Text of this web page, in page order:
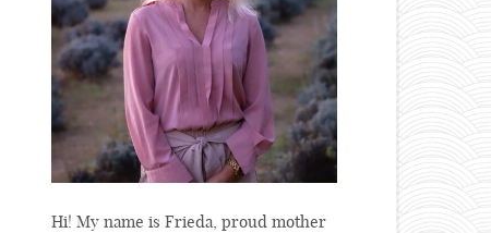
Hi! My name is Frieda, proud mother